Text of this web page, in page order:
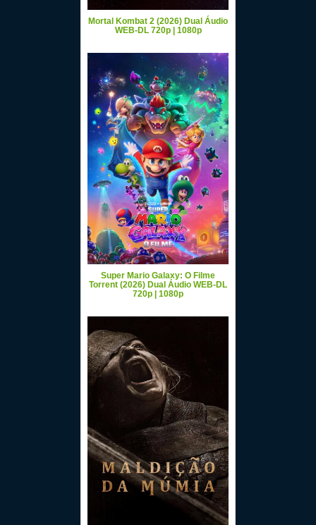
Mortal Kombat 2 (2026) Dual Áudio
WEB-DL 720p | 1080p
Super Mario Galaxy: O Filme
Torrent (2026) Dual Áudio WEB-DL
720p | 1080p